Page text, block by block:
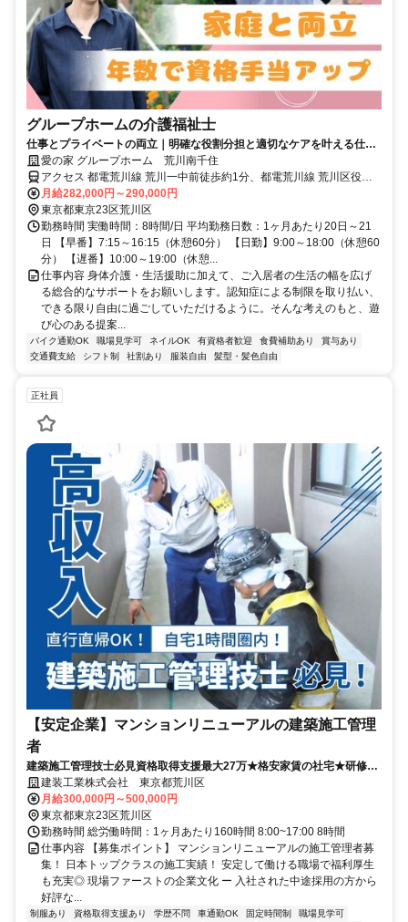
グループホームの介護福祉士
仕事とプライベートの両立｜明確な役割分担と適切なケアを叶える仕組
みが良好な人間関係の秘訣
愛の家 グループホーム 荒川南千住
アクセス 都電荒川線 荒川一中前徒歩約1分、都電荒川線 荒川区役所
前徒歩約4分、都電荒川線 三ノ輪橋徒歩約4分 都電荒川線「荒川一中
前駅」より徒歩2分
月給282,000円～290,000円
東京都東京23区荒川区
勤務時間 実働時間：8時間/日 平均勤務日数：1ヶ月あたり20日～21
日 【早番】7:15～16:15（休憩60分） 【日勤】9:00～18:00（休憩60
分） 【遅番】10:00～19:00（休憩...
仕事内容 身体介護・生活援助に加えて、ご入居者の生活の幅を広げ
る総合的なサポートをお願いします。認知症による制限を取り払い、
できる限り自由に過ごしていただけるように。そんな考えのもと、遊
び心のある提案...
バイク通勤OK 職場見学可 ネイルOK 有資格者歓迎 食費補助あり
賞与あり
交通費支給
シフト制 社割あり 服装自由 髪型・髪色自由
正社員
【安定企業】マンションリニューアルの建築施工管理
者
建築施工管理技士必見資格取得支援最大27万★格安家賃の社宅★研修あ
り 建装工業株式会社 東京都荒川区
月給300,000円～500,000円
東京都東京23区荒川区
勤務時間 総労働時間：1ヶ月あたり160時間 8:00~17:00 8時間
仕事内容 【募集ポイント】 マンションリニューアルの施工管理者募
集！ 日本トップクラスの施工実績！ 安定して働ける職場で福利厚生
も充実◎ 現場ファーストの企業文化 ー 入社された中途採用の方から
好評な...
制服あり 資格取得支援あり 学歴不問 車通勤OK 固定時間制
職場見学可